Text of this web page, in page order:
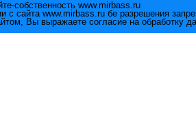
собственность www.mirbass.ru
с сайта www.mirbass.ru бе разрешения
Вы выражаете согласие на обработку